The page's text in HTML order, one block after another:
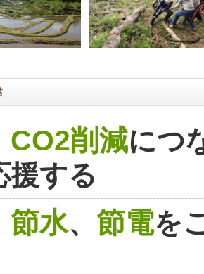
CO2削減につ
援する
節水、 節電を